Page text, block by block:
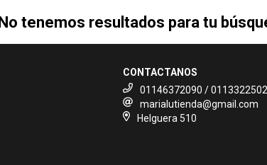
No tenemos resultados para tu
CONTACTANOS
01146372090 /
marialutienda@gmail.com
Helguera 510